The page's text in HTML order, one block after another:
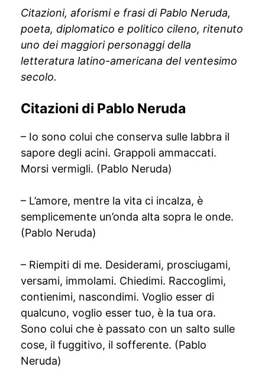
Citazioni, aforismi e frasi di Pablo Neruda,
poeta, diplomatico e politico cileno, ritenuto
uno dei maggiori personaggi della
letteratura latino-americana del ventesimo
secolo.
Citazioni di Pablo Neruda
– Io sono colui che conserva sulle labbra il
sapore degli acini. Grappoli ammaccati.
Morsi vermigli. (Pablo Neruda)
– L’amore, mentre la vita ci incalza, è
semplicemente un’onda alta sopra le onde.
(Pablo Neruda)
– Riempiti di me. Desiderami, prosciugami,
versami, immolami. Chiedimi. Raccoglimi,
contienimi, nascondimi. Voglio esser di
qualcuno, voglio esser tuo, è la tua ora.
Sono colui che è passato con un salto sulle
cose, il fuggitivo, il sofferente. (Pablo
Neruda)